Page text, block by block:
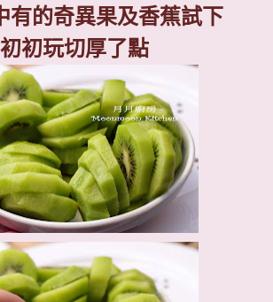
有的奇異果及香蕉試下
初初玩切厚了點